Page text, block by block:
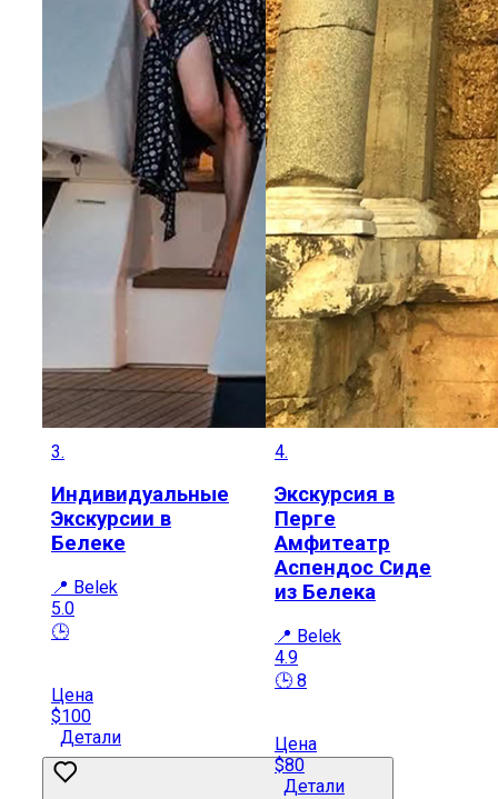
3.
Индивидуальные
Экскурсии в
Белеке
📍 Belek
5.0
🕒
Цена
$100
Детали
4.
Экскурсия в
Перге
Амфитеатр
Аспендос Сиде
из Белека
📍 Belek
4.9
🕒 8
Цена
$80
Детали